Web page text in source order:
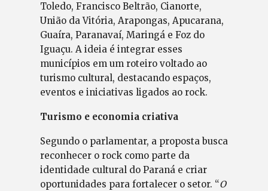
Toledo, Francisco Beltrão, Cianorte,
União da Vitória, Arapongas, Apucarana,
Guaíra, Paranavaí, Maringá e Foz do
Iguaçu. A ideia é integrar esses
municípios em um roteiro voltado ao
turismo cultural, destacando espaços,
eventos e iniciativas ligados ao rock.
Turismo e economia criativa
Segundo o parlamentar, a proposta busca
reconhecer o rock como parte da
identidade cultural do Paraná e criar
oportunidades para fortalecer o setor. “O